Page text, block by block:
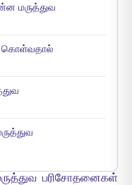
மருத்துவ
கொள்வதால்
பரிசோதனைகள்